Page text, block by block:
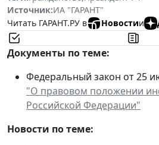
Источник:ИА "ГАРАНТ"
Читать ГАРАНТ.РУ в
Новостии
Документы по теме:
Федеральный закон от 25
"О правовом положении
Российской Федерации"
Новости по теме: